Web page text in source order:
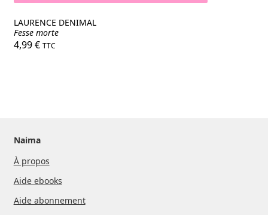
LAURENCE DENIMAL
Fesse morte
4,99€ TTC
Naima
À propos
Aide ebooks
Aide abonnement